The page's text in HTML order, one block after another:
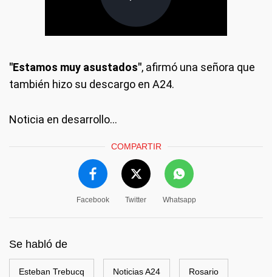
"Estamos muy asustados", afirmó una señora que
también hizo su descargo en A24.
Noticia en desarrollo...
COMPARTIR
Facebook Twitter Whatsapp
Se habló de
Esteban Trebucq Noticias A24 Rosario